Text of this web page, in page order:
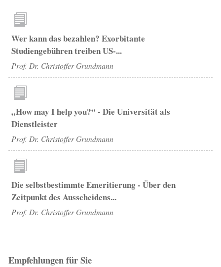
Wer kann das bezahlen? Exorbitante
Studiengebühren treiben US-...
Prof. Dr. Christoffer Grundmann
„How may I help you?“ - Die Universität als
Dienstleister
Prof. Dr. Christoffer Grundmann
Die selbstbestimmte Emeritierung - Über den
Zeitpunkt des Ausscheidens...
Prof. Dr. Christoffer Grundmann
Empfehlungen für Sie